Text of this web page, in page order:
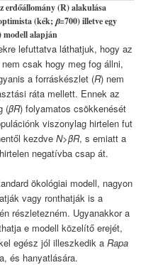
erdőállomány (R) alakulása
(kék; β=700) illetve egy
modell alapján
lefuttatva láthatjuk, hogy az
csak hogy meg fog állni,
a forráskészlet (R) nem
ráta mellett. Ennek az
(βR) folyamatos csökkenését
viszonylag hirtelen fut
kezdveN>βR, s emiatt a
negatívba csap át.
ökológiai modell, nagyon
vagy ronthatják is a
részletezném. Ugyanakkor a
e modell közelítő erejét,
egész jól illeszkedik aRapa
és hanyatlására.